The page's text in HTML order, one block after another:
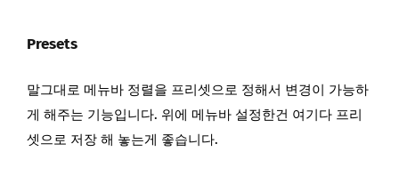
Presets
말그대로 메뉴바 정렬을 프리셋으로 정해서 변경이 가능하
게 해주는 기능입니다. 위에 메뉴바 설정한건 여기다 프리
셋으로 저장 해 놓는게 좋습니다.